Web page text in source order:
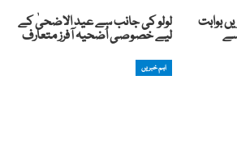
بوابت لولو کی جانب سے عید الاضحیٰ کے
لیے خصوصی اُضحیہ آفرز متعارف
اہم خبریں